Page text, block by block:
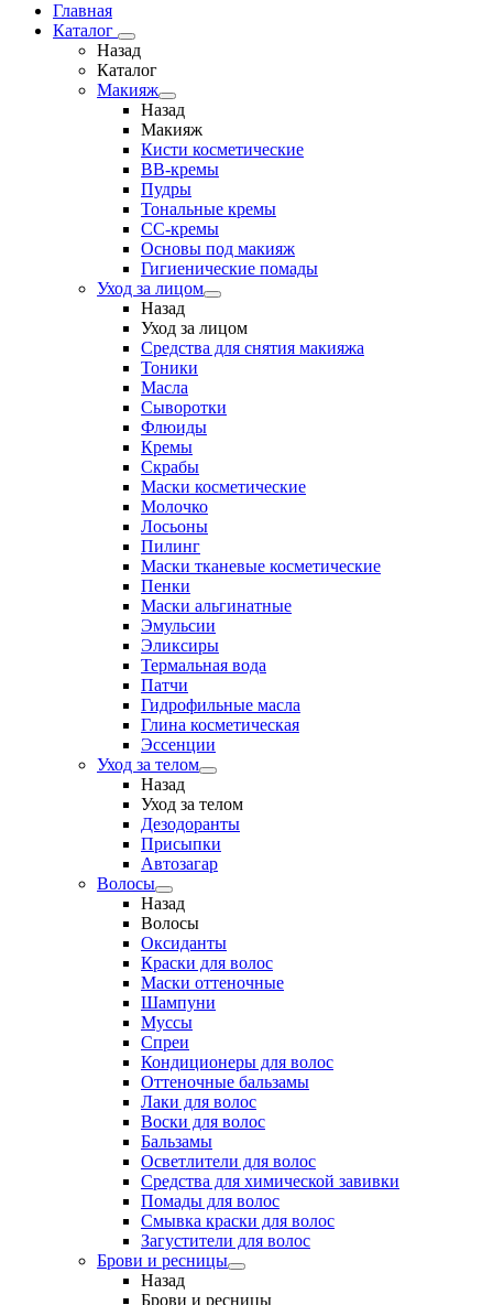
Главная
Каталог
Назад
Каталог
Макияж
Назад
Макияж
Кисти косметические
BB-кремы
Пудры
Тональные кремы
CC-кремы
Основы под макияж
Гигиенические помады
Уход за лицом
Назад
Уход за лицом
Средства для снятия макияжа
Тоники
Масла
Сыворотки
Флюиды
Кремы
Скрабы
Маски косметические
Молочко
Лосьоны
Пилинг
Маски тканевые косметические
Пенки
Маски альгинатные
Эмульсии
Эликсиры
Термальная вода
Патчи
Гидрофильные масла
Глина косметическая
Эссенции
Уход за телом
Назад
Уход за телом
Дезодоранты
Присыпки
Автозагар
Волосы
Назад
Волосы
Оксиданты
Краски для волос
Маски оттеночные
Шампуни
Муссы
Спреи
Кондиционеры для волос
Оттеночные бальзамы
Лаки для волос
Воски для волос
Бальзамы
Осветлители для волос
Средства для химической завивки
Помады для волос
Смывка краски для волос
Загустители для волос
Брови и ресницы
Назад
Брови и ресницы